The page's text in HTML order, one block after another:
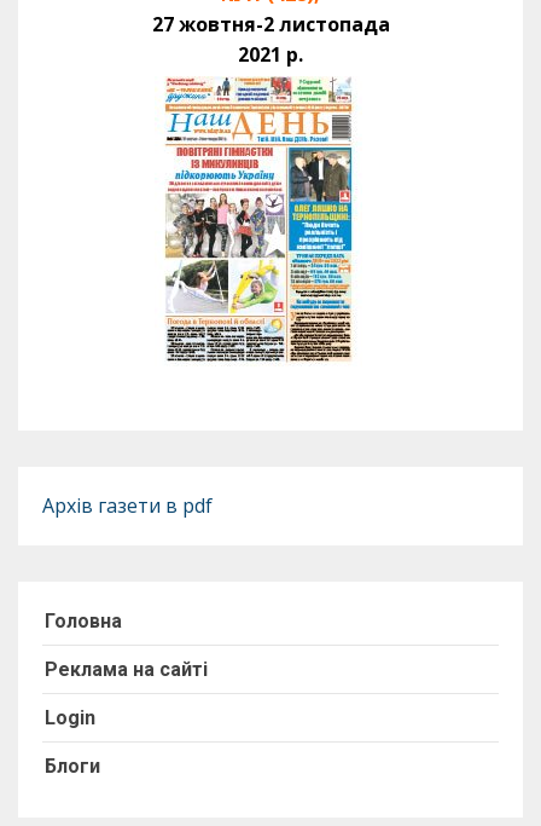
27 жовтня-2 листопада
2021 р.
Архів газети в pdf
Головна
Реклама на сайті
Login
Блоги